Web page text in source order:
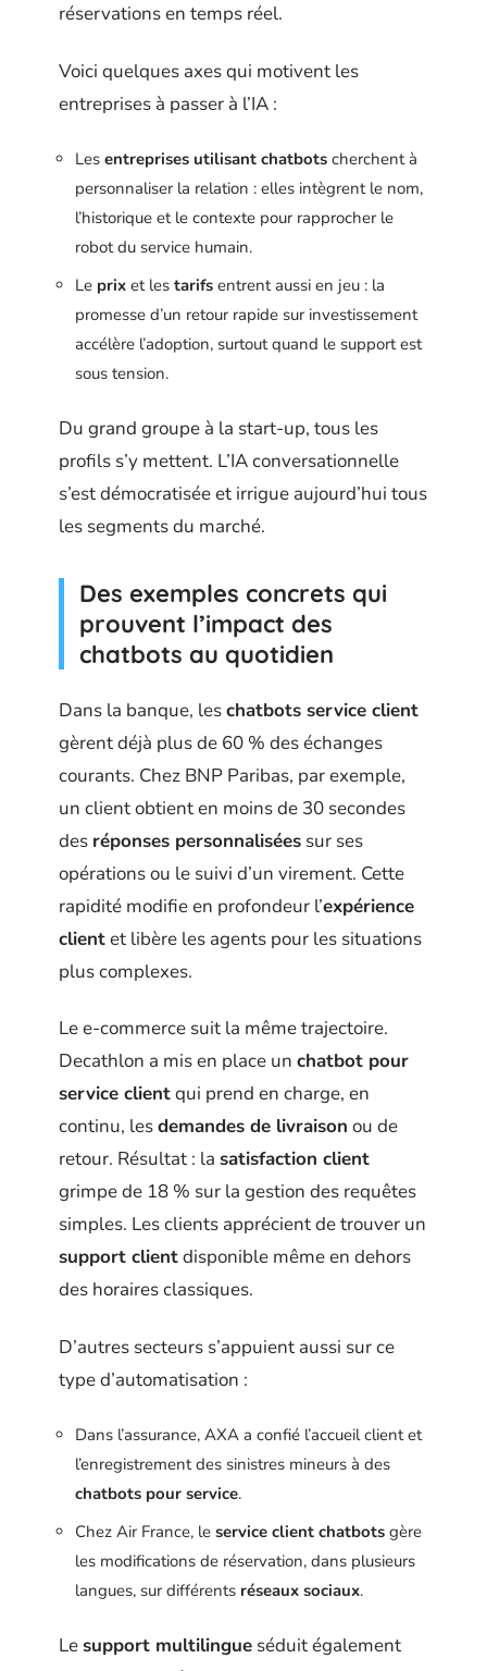
réservations en temps réel.
Voici quelques axes qui motivent les
entreprises à passer à l’IA :
Les entreprises utilisant chatbots cherchent à
personnaliser la relation : elles intègrent le nom,
l’historique et le contexte pour rapprocher le
robot du service humain.
Le prix et les tarifs entrent aussi en jeu : la
promesse d’un retour rapide sur investissement
accélère l’adoption, surtout quand le support est
sous tension.
Du grand groupe à la start-up, tous les
profils s’y mettent. L’IA conversationnelle
s’est démocratisée et irrigue aujourd’hui tous
les segments du marché.
Des exemples concrets qui
prouvent l’impact des
chatbots au quotidien
Dans la banque, leschatbots service client
gèrent déjà plus de 60 % des échanges
courants. Chez BNP Paribas, par exemple,
un client obtient en moins de 30 secondes
des réponses personnalisées sur ses
opérations ou le suivi d’un virement. Cette
rapidité modifie en profondeur l’expérience
clientet libère les agents pour les situations
plus complexes.
Le e-commerce suit la même trajectoire.
Decathlon a mis en place un chatbot pour
service clientqui prend en charge, en
continu, lesdemandes de livraison ou de
retour. Résultat : la satisfaction client
grimpe de 18 % sur la gestion des requêtes
simples. Les clients apprécient de trouver un
support clientdisponible même en dehors
des horaires classiques.
D’autres secteurs s’appuient aussi sur ce
type d’automatisation :
Dans l’assurance, AXA a confié l’accueil client et
l’enregistrement des sinistres mineurs à des
chatbots pour service.
Chez Air France, le service client chatbots gère
les modifications de réservation, dans plusieurs
langues, sur différents réseaux sociaux.
Lesupport multilingue séduit également